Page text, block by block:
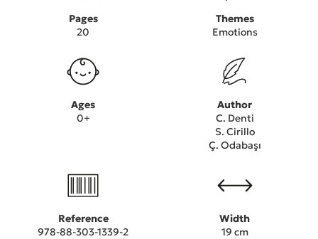
Pages
20
Themes
Emotions
Ages
0+
Author
C. Denti
S. Cirillo
Ç. Odabaşı
Reference
978-88-303-1339-2
Width
19 cm